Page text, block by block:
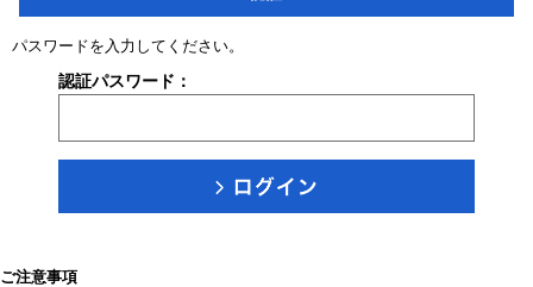
パスワードを入力してください。
認証パスワード：
ご注意事項